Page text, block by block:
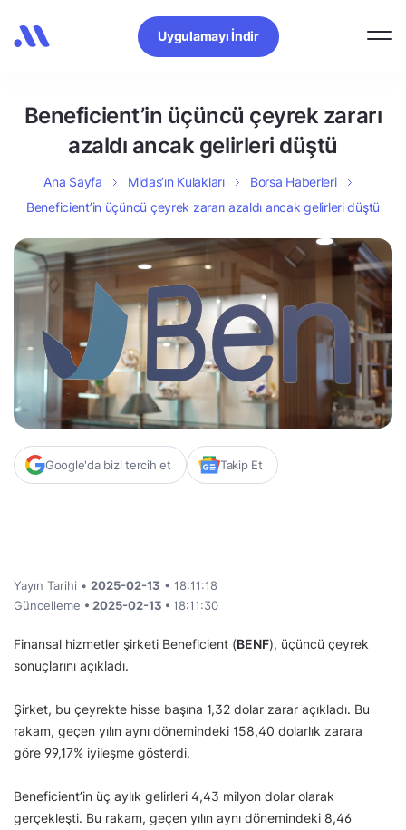
Uygulamayı İndir
Beneficient’in üçüncü çeyrek zararı
azaldı ancak gelirleri düştü
Ana Sayfa Midas’ın Kulakları
Borsa Haberleri
Beneficient’in üçüncü çeyrek zararı azaldı ancak gelirleri düştü
Google'da bizi tercih et Takip Et
Yayın Tarihi • 2025-02-13 • 18:11:18
Güncelleme • 2025-02-13 • 18:11:30
Finansal hizmetler şirketi Beneficient (BENF), üçüncü çeyrek
sonuçlarını açıkladı.
Şirket, bu çeyrekte hisse başına 1,32 dolar zarar açıkladı. Bu
rakam, geçen yılın aynı dönemindeki 158,40 dolarlık zarara
göre 99,17% iyileşme gösterdi.
Beneficient’in üç aylık gelirleri 4,43 milyon dolar olarak
gerçekleşti. Bu rakam, geçen yılın aynı dönemindeki 8,46